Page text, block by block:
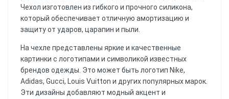
Чехол изготовлен из гибкого и прочного силикона,
который обеспечивает отличную амортизацию и
защиту от ударов, царапин и пыли.
На чехле представлены яркие и качественные
картинки с логотипами и символикой известных
брендов одежды. Это может быть логотип Nike,
Adidas, Gucci, Louis Vuitton и других популярных марок.
Эти дизайны добавляют модный акцент и